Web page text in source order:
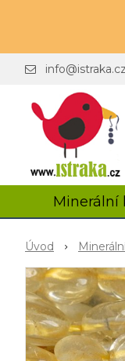
info@istraka.cz
Minerální
Úvod